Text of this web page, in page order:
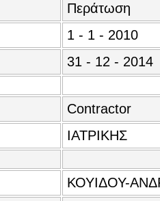
Περάτωση
1 - 1 - 2010
31 - 12 - 2014
Contractor
ΙΑΤΡΙΚΗΣ
ΚΟΥΙΔΟΥ-